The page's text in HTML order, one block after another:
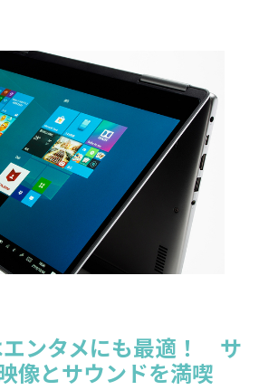
エンタメにも最適！ サ
像とサウンドを満喫